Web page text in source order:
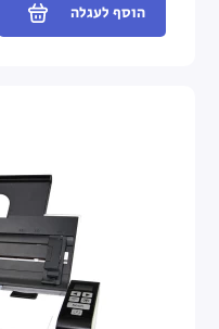
הוסף לעגלה